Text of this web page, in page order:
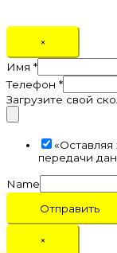
×
Имя *
Телефон *
Загрузите свой
«Оставляя
передачи
Name
Отправить
×